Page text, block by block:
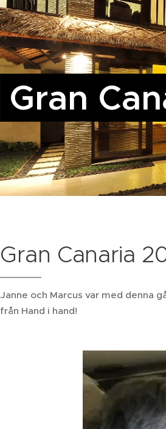
Gran
Gran Canaria
Janne och Marcus var med denna
från Hand i hand!